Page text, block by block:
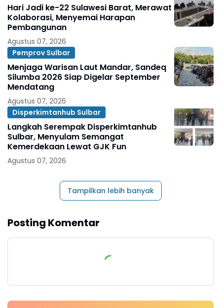
Hari Jadi ke-22 Sulawesi Barat, Merawat
Kolaborasi, Menyemai Harapan
Pembangunan
Agustus 07, 2026
Pemprov Sulbar
Menjaga Warisan Laut Mandar, Sandeq
Silumba 2026 Siap Digelar September
Mendatang
Agustus 07, 2026
Disperkimtanhub Sulbar
Langkah Serempak Disperkimtanhub
Sulbar, Menyulam Semangat
Kemerdekaan Lewat GJK Fun
Agustus 07, 2026
Tampilkan lebih banyak
Posting Komentar